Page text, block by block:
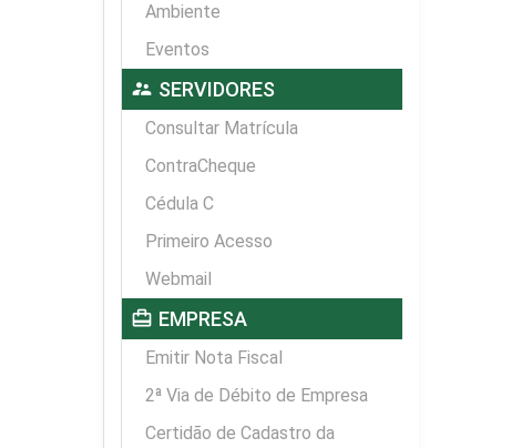
Ambiente
Eventos
supervisor_account SERVIDORES
Consultar Matrícula
ContraCheque
Cédula C
Primeiro Acesso
Webmail
card_travel EMPRESA
Emitir Nota Fiscal
2ª Via de Débito de Empresa
Certidão de Cadastro da